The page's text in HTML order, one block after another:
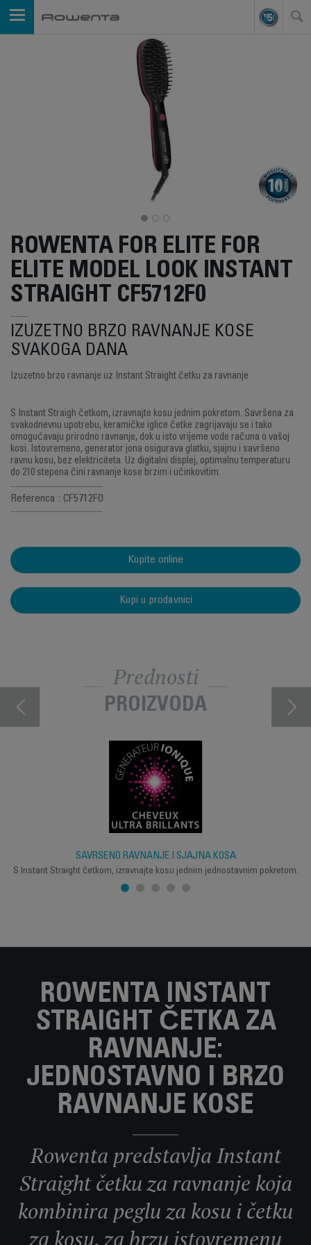
ROWENTA FOR ELITE FOR
ELITE MODEL LOOK INSTANT
STRAIGHT CF5712F0
IZUZETNO BRZO RAVNANJE KOSE
SVAKOGA DANA
Izuzetno brzo ravnanje uz Instant Straight četku za ravnanje
S Instant Straigh četkom, izravnajte kosu jednim pokretom. Savršena za
svakodnevnu upotrebu, keramičke iglice četke zagrijavaju se i tako
omogućavaju prirodno ravnanje, dok u isto vrijeme vode računa o vašoj
kosi. Istovremeno, generator jona osigurava glatku, sjajnu i savršeno
ravnu kosu, bez elektriciteta. Uz digitalni displej, optimalnu temperaturu
do 210 stepena čini ravnanje kose brzim i učinkovitim.
Referenca : CF5712F0
Kupite online
Kupi u prodavnici
Prednosti
PROIZVODA
SAVRŠENO RAVNANJE I SJAJNA KOSA
S Instant Straight četkom, izravnajte kosu jednim jednostavnim pokretom.
ROWENTA INSTANT
STRAIGHT ČETKA ZA
RAVNANJE:
JEDNOSTAVNO I BRZO
RAVNANJE KOSE
Rowenta predstavlja Instant
Straight četku za ravnanje koja
kombinira peglu za kosu i četku
za kosu, za brzu istovremenu